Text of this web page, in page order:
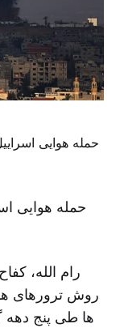
حمله هوایی
رام الله،
روش ترورهای
ها طی پنج دهه